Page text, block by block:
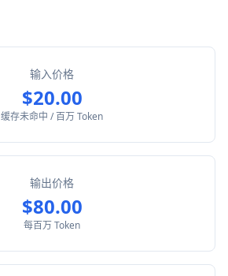
输入价格
$20.00
缓存未命中 / 百万 Token
输出价格
$80.00
每百万 Token